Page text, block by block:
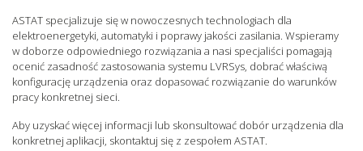
ASTAT specjalizuje się w nowoczesnych technologiach dla
elektroenergetyki, automatyki i poprawy jakości zasilania. Wspieramy
w doborze odpowiedniego rozwiązania a nasi specjaliści pomagają
ocenić zasadność zastosowania systemu LVRSys, dobrać właściwą
konfigurację urządzenia oraz dopasować rozwiązanie do warunków
pracy konkretnej sieci.
Aby uzyskać więcej informacji lub skonsultować dobór urządzenia dla
konkretnej aplikacji, skontaktuj się z zespołem ASTAT.